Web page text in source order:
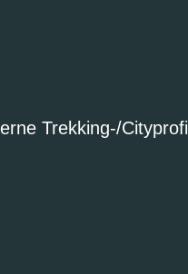
Trekking-/Cityprofil